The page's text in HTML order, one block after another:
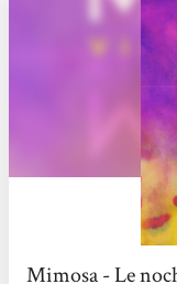
Mimosa - Le